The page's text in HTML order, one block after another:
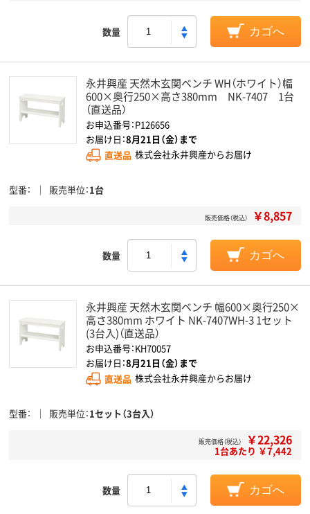
数量 カゴへ
永井興産 天然木玄関ベンチ WH（ホワイト）幅
600×奥行250×高さ380mm NK-7407 1台
（直送品）
お申込番号：P126656
お届け日：8月21日（金）まで
直送品 株式会社永井興産からお届け
型番 販売単位 1台
販売価格（税込） ￥8,857
数量 カゴへ
永井興産 天然木玄関ベンチ 幅600×奥行250×
高さ380mm ホワイト NK-7407WH-3 1セット
(3台入)（直送品）
お申込番号：KH70057
お届け日：8月21日（金）まで
直送品 株式会社永井興産からお届け
型番 販売単位 1セット（3台入）
販売価格（税込） ￥22,326
1台あたり ￥7,442
数量 カゴへ